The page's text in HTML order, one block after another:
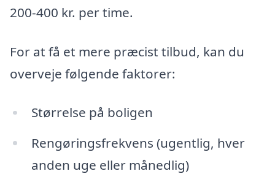
200-400 kr. per time.
For at få et mere præcist tilbud, kan du
overveje følgende faktorer:
Størrelse på boligen
Rengøringsfrekvens (ugentlig, hver
anden uge eller månedlig)